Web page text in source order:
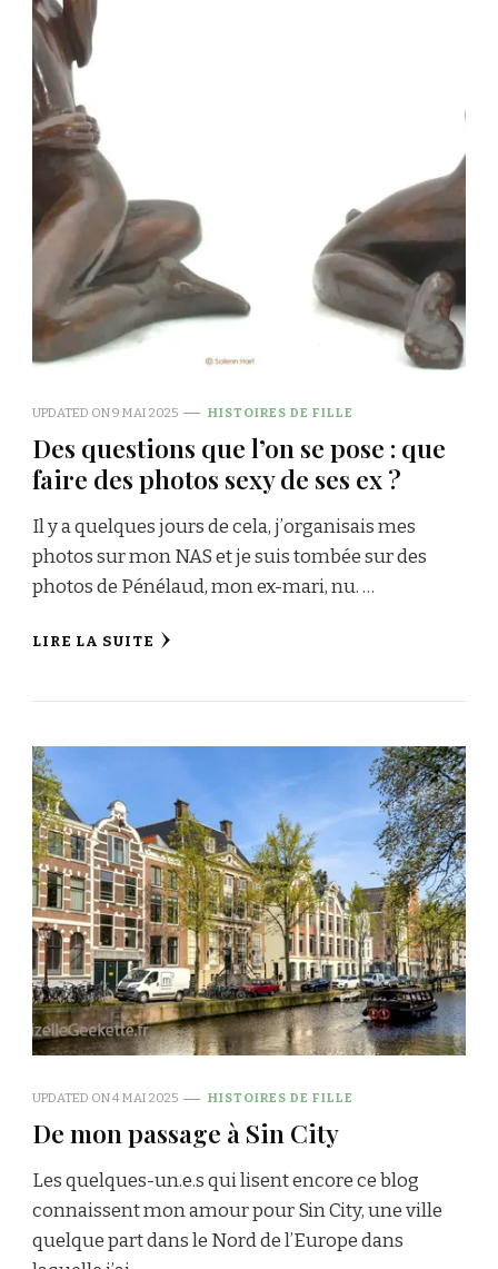
UPDATED ON9 MAI 2025 HISTOIRES DE FILLE
Des questions que l’on se pose : que
faire des photos sexy de ses ex ?
Il y a quelques jours de cela, j’organisais mes
photos sur mon NAS et je suis tombée sur des
photos de Pénélaud, mon ex-mari, nu. …
LIRE LA SUITE
UPDATED ON4 MAI 2025 HISTOIRES DE FILLE
De mon passage à Sin City
Les quelques-un.e.s qui lisent encore ce blog
connaissent mon amour pour Sin City, une ville
quelque part dans le Nord de l’Europe dans